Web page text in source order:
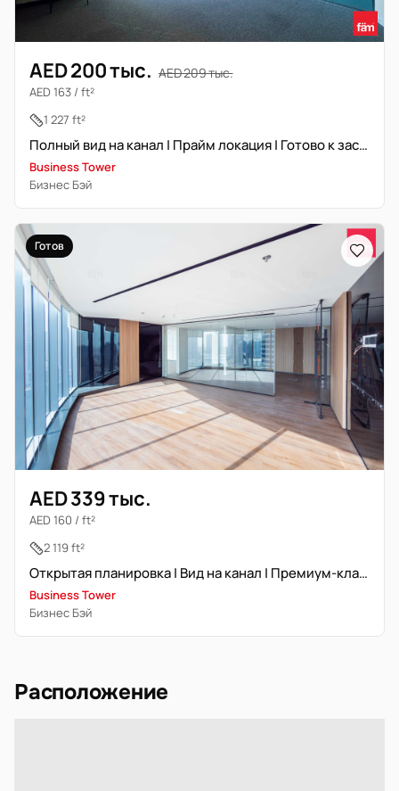
AED 200 тыс. AED 209 тыс.
AED 163 / ft²
1 227 ft²
Полный вид на канал | Прайм локация | Готово к заселению
Business Tower
Бизнес Бэй
Готов
AED 339 тыс.
AED 160 / ft²
2 119 ft²
Открытая планировка | Вид на канал | Премиум-класс
Business Tower
Бизнес Бэй
Расположение